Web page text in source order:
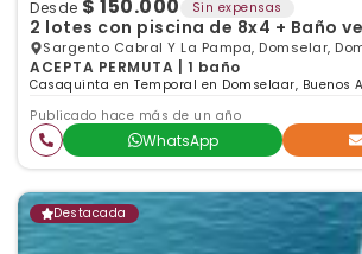
Desde $ 150.000 Sin expensas
2 lotes con piscina de 8x4 + Baño
Sargento Cabral Y La Pampa, Domselar,
ACEPTA PERMUTA | 1 baño
Casaquinta en Temporal en Domselaar, Buenos
Publicado hace más de un año
WhatsApp
Destacada